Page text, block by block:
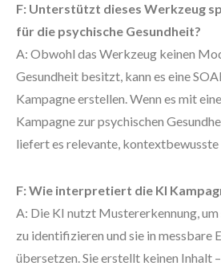
F: Unterstützt dieses Werkzeug
für die psychische Gesundheit?
A: Obwohl das Werkzeug keinen
Gesundheit besitzt, kann es eine
Kampagne erstellen. Wenn es mit
Kampagne zur psychischen
liefert es relevante, kontextbewusste
F: Wie interpretiert die KI
A: Die KI nutzt Mustererkennung,
zu identifizieren und sie in messbare
übersetzen. Sie erstellt keinen Inhalt